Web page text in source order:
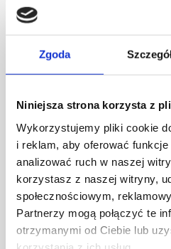
Zgoda
Niniejsza strona korzysta z
Wykorzystujemy pliki cookie
i reklam, aby oferować funkcje
analizować ruch w naszej
korzystasz z naszej witryny,
społecznościowym,
Partnerzy mogą połączyć te
otrzymanymi od Ciebie lub